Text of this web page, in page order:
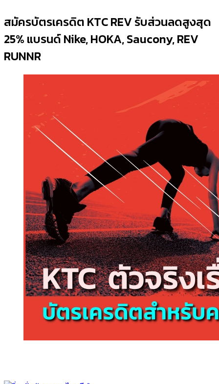
สมัครบัตรเครดิต KTC REV รับส่วนลดสูงสุด
25% แบรนด์ Nike, HOKA, Saucony, REV
RUNNR